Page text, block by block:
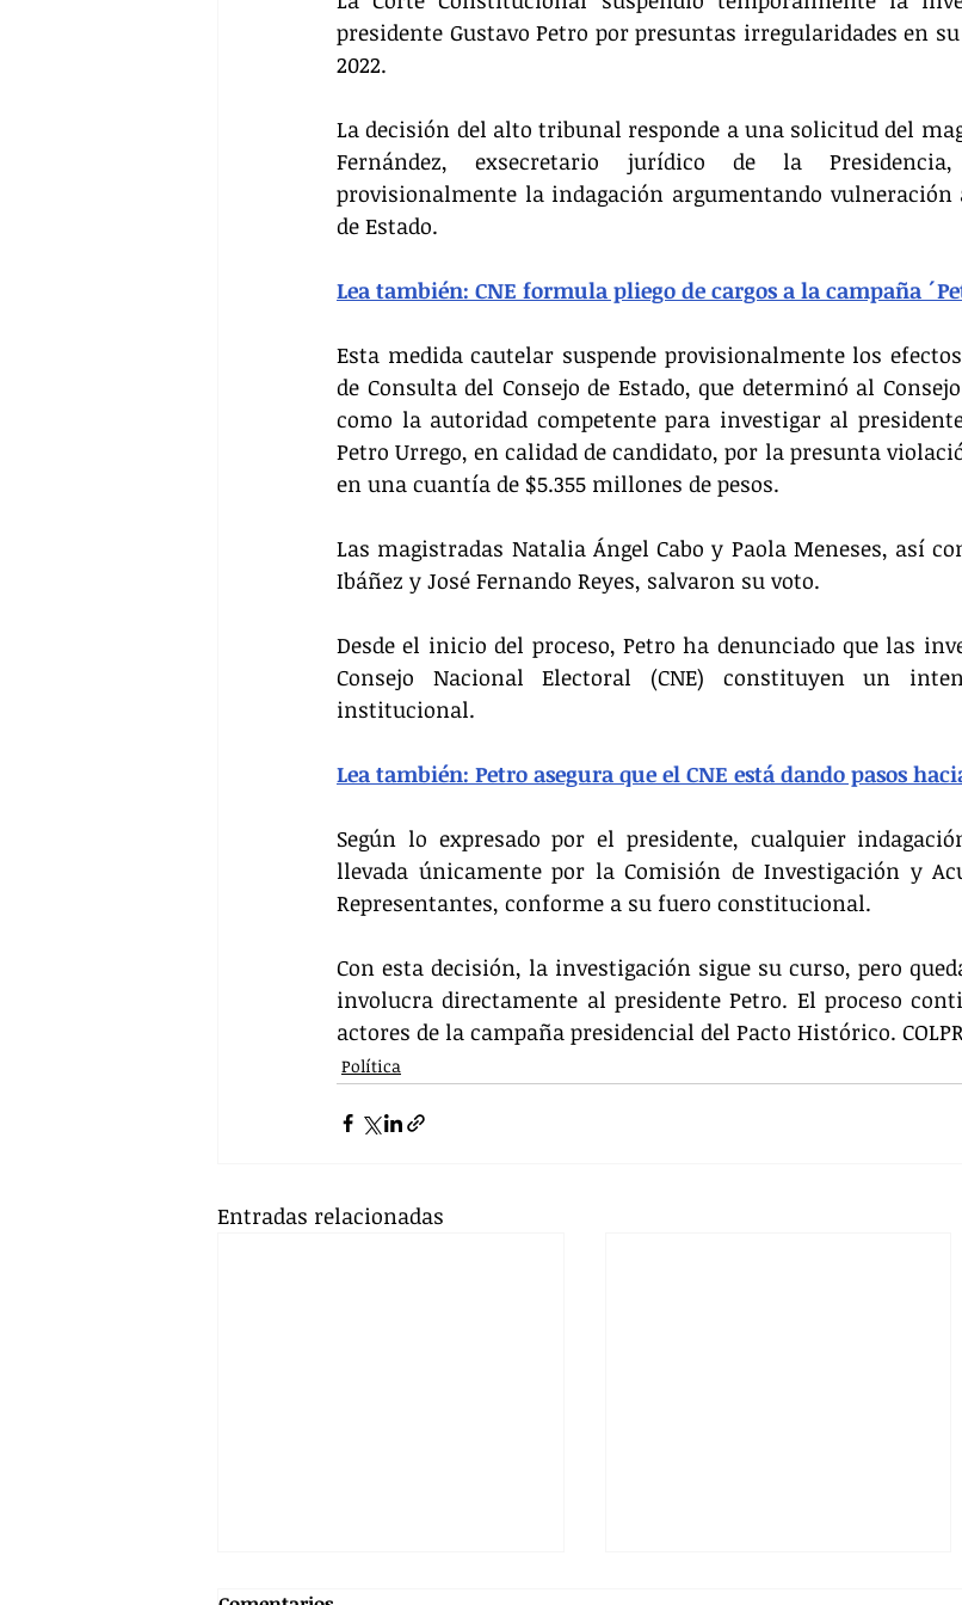
presidente Gustavo Petro por presuntas irregularidades en
2022.
La decisión del alto tribunal responde a una solicitud del
Fernández, exsecretario jurídico de la
provisionalmente la indagación argumentando vulneración
de Estado.
Lea también: CNE formula pliego de cargos a la campaña
Esta medida cautelar suspende provisionalmente los
de Consulta del Consejo de Estado, que determinó al
como la autoridad competente para investigar al
Petro Urrego, en calidad de candidato, por la presunta
en una cuantía de $5.355 millones de pesos.
Las magistradas Natalia Ángel Cabo y Paola Meneses, así
Ibáñez y José Fernando Reyes, salvaron su voto.
Desde el inicio del proceso, Petro ha denunciado que las
Consejo Nacional Electoral (CNE) constituyen un
institucional.
Lea también: Petro asegura que el CNE está dando pasos
Según lo expresado por el presidente, cualquier
llevada únicamente por la Comisión de Investigación y
Representantes, conforme a su fuero constitucional.
Con esta decisión, la investigación sigue su curso, pero
involucra directamente al presidente Petro. El proceso
actores de la campaña presidencial del Pacto Histórico.
Política
Entradas relacionadas